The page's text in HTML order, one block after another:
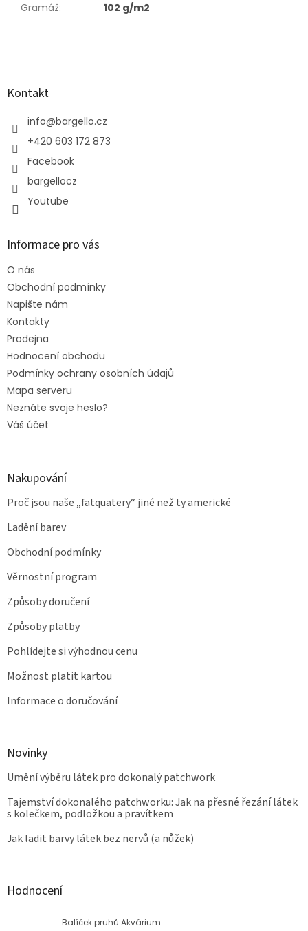
Gramáž: 102 g/m2
Z
Kontakt
info@bargello.cz
+420 603 172 873
Facebook
bargellocz
Youtube
Informace pro vás
O nás
Obchodní podmínky
Napište nám
Kontakty
Prodejna
Hodnocení obchodu
Podmínky ochrany osobních údajů
Mapa serveru
Neznáte svoje heslo?
Váš účet
Nakupování
Proč jsou naše „fatquatery“ jiné než ty americké
Ladění barev
Obchodní podmínky
Věrnostní program
Způsoby doručení
Způsoby platby
Pohlídejte si výhodnou cenu
Možnost platit kartou
Informace o doručování
Novinky
Umění výběru látek pro dokonalý patchwork
Tajemství dokonalého patchworku: Jak na přesné řezání látek
s kolečkem, podložkou a pravítkem
Jak ladit barvy látek bez nervů (a nůžek)
Hodnocení
Balíček pruhů Akvárium